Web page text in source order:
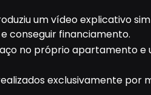
um vídeo explicativo
conseguir financiamento.
no próprio apartamento
exclusivamente por